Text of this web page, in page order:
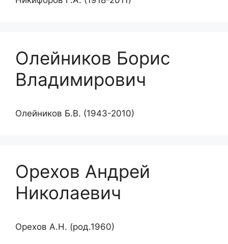
Олейников Борис
Владимирович
Олейников Б.В. (1943-2010)
Орехов Андрей
Николаевич
Орехов А.Н. (род.1960)